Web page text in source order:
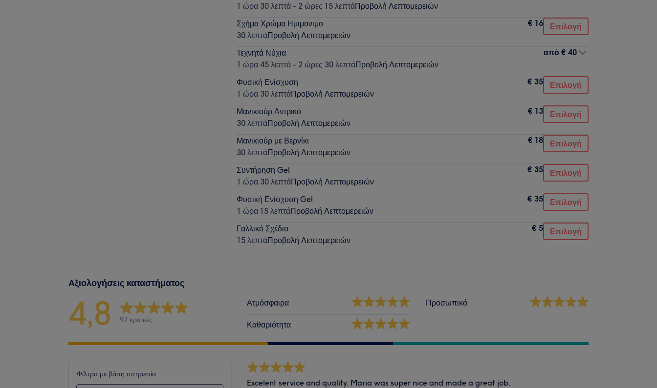
1 ώρα 30 λεπτά - 2 ώρες 15 λεπτάΠροβολή Λεπτομερειών
Σχήμα Χρώμα Ημιμονιμο
30 λεπτάΠροβολή Λεπτομερειών
€ 16 Επιλογή
Τεχνητά Νύχια
1 ώρα 45 λεπτά - 2 ώρες 30 λεπτάΠροβολή Λεπτομερειών
από € 40
Φυσική Ενίσχυση
1 ώρα 30 λεπτάΠροβολή Λεπτομερειών
€ 35 Επιλογή
Μανικιούρ Αντρικό
30 λεπτάΠροβολή Λεπτομερειών
€ 13 Επιλογή
Μανικιούρ με Βερνίκι
30 λεπτάΠροβολή Λεπτομερειών
€ 18 Επιλογή
Συντήρηση Gel
1 ώρα 30 λεπτάΠροβολή Λεπτομερειών
€ 35 Επιλογή
Φυσική Ενίσχυση Gel
1 ώρα 15 λεπτάΠροβολή Λεπτομερειών
€ 35 Επιλογή
Γαλλικό Σχέδιο
15 λεπτάΠροβολή Λεπτομερειών
€ 5 Επιλογή
Αξιολογήσεις καταστήματος
4,8 97 κριτικές
Ατμόσφαιρα
Καθαριότητα
Προσωπικό
Φίλτρα με βάση υπηρεσία
Excelent service and quality. Maria was super nice and made a great job.